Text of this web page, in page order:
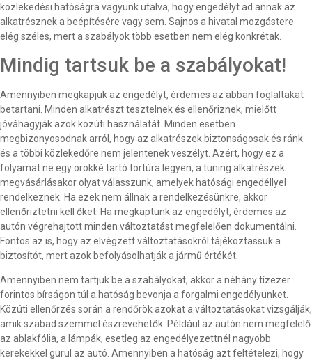
közlekedési hatóságra vagyunk utalva, hogy engedélyt ad annak az
alkatrésznek a beépítésére vagy sem. Sajnos a hivatal mozgástere
elég széles, mert a szabályok több esetben nem elég konkrétak.
Mindig tartsuk be a szabályokat!
Amennyiben megkapjuk az engedélyt, érdemes az abban foglaltakat
betartani. Minden alkatrészt tesztelnek és ellenőriznek, mielőtt
jóváhagyják azok közúti használatát. Minden esetben
megbizonyosodnak arról, hogy az alkatrészek biztonságosak és ránk
és a többi közlekedőre nem jelentenek veszélyt. Azért, hogy ez a
folyamat ne egy örökké tartó tortúra legyen, a tuning alkatrészek
megvásárlásakor olyat válasszunk, amelyek hatósági engedéllyel
rendelkeznek. Ha ezek nem állnak a rendelkezésünkre, akkor
ellenőriztetni kell őket. Ha megkaptunk az engedélyt, érdemes az
autón végrehajtott minden változtatást megfelelően dokumentálni.
Fontos az is, hogy az elvégzett változtatásokról tájékoztassuk a
biztosítót, mert azok befolyásolhatják a jármű értékét.
Amennyiben nem tartjuk be a szabályokat, akkor a néhány tízezer
forintos bírságon túl a hatóság bevonja a forgalmi engedélyünket.
Közúti ellenőrzés során a rendőrök azokat a változtatásokat vizsgálják,
amik szabad szemmel észrevehetők. Például az autón nem megfelelő
az ablakfólia, a lámpák, esetleg az engedélyezettnél nagyobb
kerekekkel gurul az autó. Amennyiben a hatóság azt feltételezi, hogy